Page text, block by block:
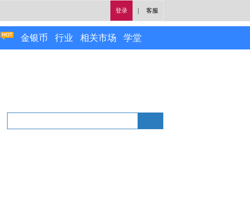
登录 客服
金银币 行业 相关市场 学堂